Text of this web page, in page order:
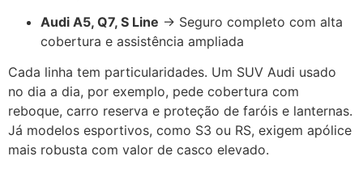
Audi A5, Q7, S Line → Seguro completo com alta
cobertura e assistência ampliada
Cada linha tem particularidades. Um SUV Audi usado
no dia a dia, por exemplo, pede cobertura com
reboque, carro reserva e proteção de faróis e lanternas.
Já modelos esportivos, como S3 ou RS, exigem apólice
mais robusta com valor de casco elevado.